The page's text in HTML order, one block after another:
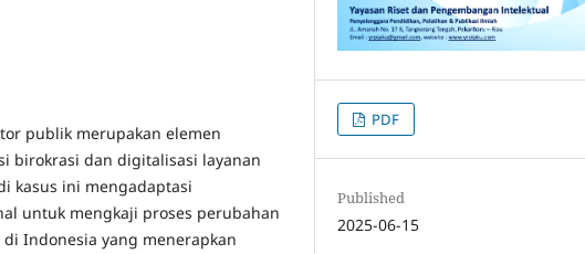
publik merupakan elemen
birokrasi dan digitalisasi layanan
kasus ini mengadaptasi
untuk mengkaji proses perubahan
Indonesia yang menerapkan
PDF
Published
2025-06-15